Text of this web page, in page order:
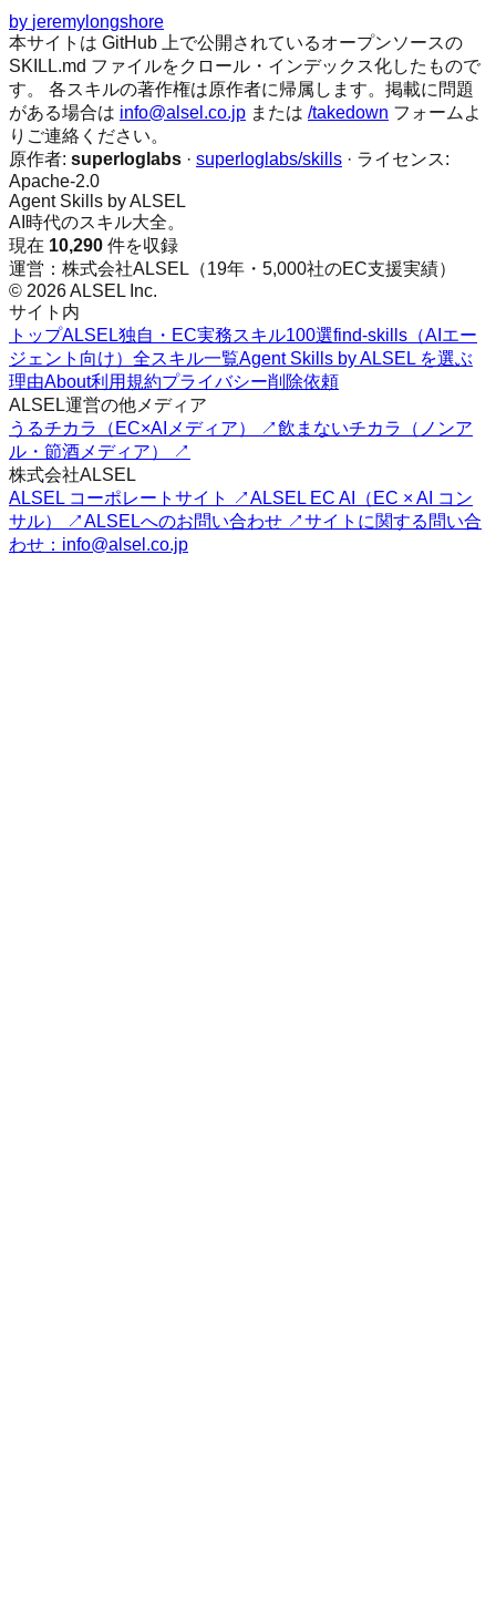
by jeremylongshore
本サイトは GitHub 上で公開されているオープンソースの
SKILL.md ファイルをクロール・インデックス化したもので
す。 各スキルの著作権は原作者に帰属します。掲載に問題
がある場合は info@alsel.co.jp または /takedown フォームよ
りご連絡ください。
原作者: superloglabs · superloglabs/skills · ライセンス:
Apache-2.0
Agent Skills by ALSEL
AI時代のスキル大全。
現在 10,290 件を収録
運営：株式会社ALSEL（19年・5,000社のEC支援実績）
© 2026 ALSEL Inc.
サイト内
トップALSEL独自・EC実務スキル100選find-skills（AIエー
ジェント向け） 全スキル一覧Agent Skills by ALSEL を選ぶ
理由About利用規約プライバシー削除依頼
ALSEL運営の他メディア
うるチカラ（EC×AIメディア） ↗飲まないチカラ（ノンア
ル・節酒メディア） ↗
株式会社ALSEL
ALSEL コーポレートサイト ↗ALSEL EC AI（EC × AI コン
サル） ↗ALSELへのお問い合わせ ↗サイトに関する問い合
わせ：info@alsel.co.jp